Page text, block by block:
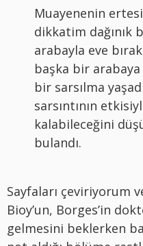
Muayenenin
dikkatim dağınık
arabayla eve
başka bir
bir sarsılma
sarsıntının
kalabileceğini
bulandı.
Sayfaları çeviriyorum
Bioy’un, Borges’in
gelmesini beklerken